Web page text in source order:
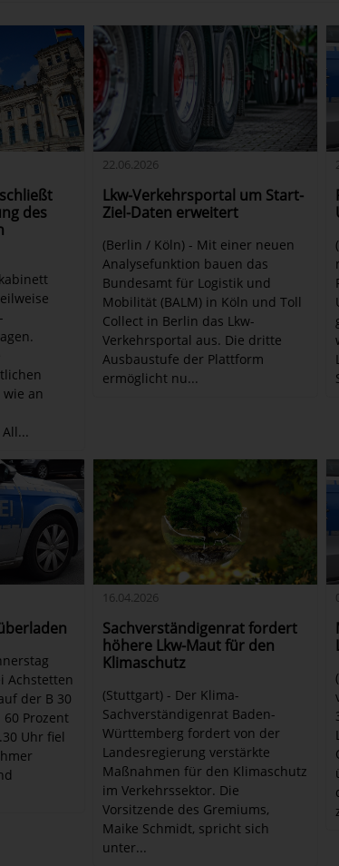
des
wie an
22.06.2026
Lkw-Verkehrsportal um Start-
Ziel-Daten erweitert
(Berlin / Köln) - Mit einer neuen
Analysefunktion bauen das
Bundesamt für Logistik und
Mobilität (BALM) in Köln und Toll
Collect in Berlin das Lkw-
Verkehrsportal aus. Die dritte
Ausbaustufe der Plattform
ermöglicht nu...
Achstetten
der B 30
Prozent
Uhr fiel
16.04.2026
Sachverständigenrat fordert
höhere Lkw-Maut für den
Klimaschutz
(Stuttgart) - Der Klima-
Sachverständigenrat Baden-
Württemberg fordert von der
Landesregierung verstärkte
Maßnahmen für den Klimaschutz
im Verkehrssektor. Die
Vorsitzende des Gremiums,
Maike Schmidt, spricht sich
unter...